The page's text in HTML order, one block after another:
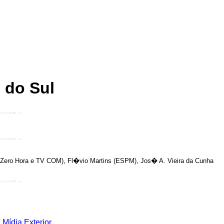
Sul
Hora e TV COM), Fl�vio Martins (ESPM), Jos� A. Vieira da Cunha